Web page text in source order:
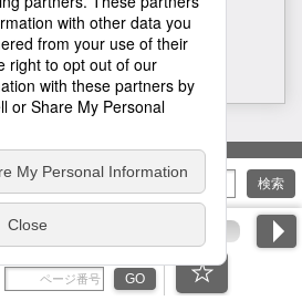
H1
検索
GO